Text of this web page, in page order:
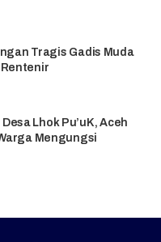
Tragis Gadis Muda
Rentenir
Lhok Pu’uK, Aceh
Mengungsi